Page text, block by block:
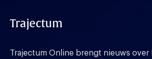
Trajectum
Trajectum Online brengt nieuws over